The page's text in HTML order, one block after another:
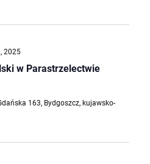
w Parastrzelectwie
2025
163, Bydgoszcz, kujawsko-